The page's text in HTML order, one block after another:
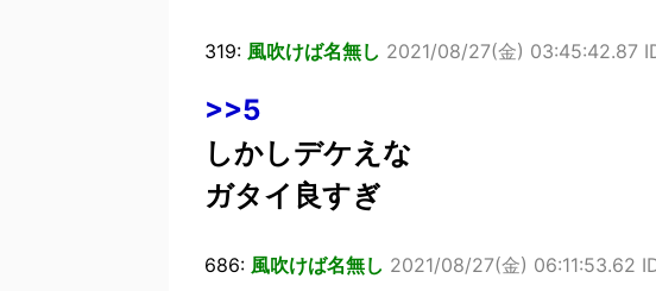
319: 風吹けば名無し 2021/08/27(金) 03:45:42.87
>>5
しかしデケえな
ガタイ良すぎ
686: 風吹けば名無し 2021/08/27(金) 06:11:53.62